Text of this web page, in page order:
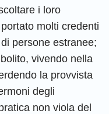
i loro
molti credenti
persone estranee;
vivendo nella
la provvista
degli
non viola del